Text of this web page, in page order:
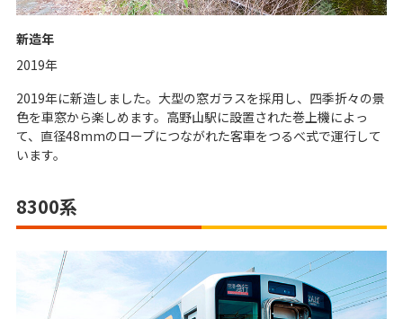
新造年
2019年
2019年に新造しました。大型の窓ガラスを採用し、四季折々の景
色を車窓から楽しめます。高野山駅に設置された巻上機によっ
て、直径48mmのロープにつながれた客車をつるべ式で運行して
います。
8300系